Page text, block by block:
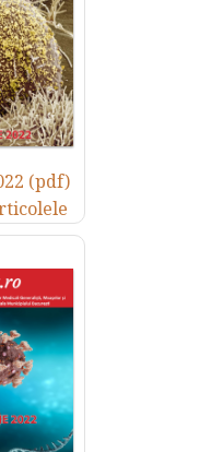
(pdf)